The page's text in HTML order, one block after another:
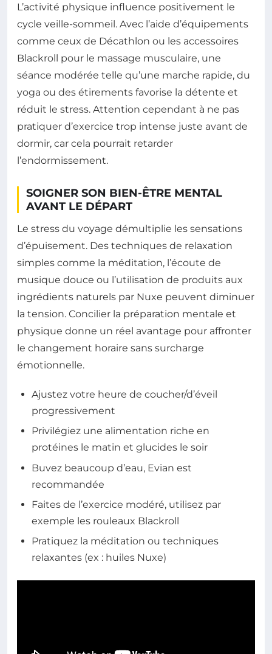
L’activité physique influence positivement le
cycle veille-sommeil. Avec l’aide d’équipements
comme ceux de Décathlon ou les accessoires
Blackroll pour le massage musculaire, une
séance modérée telle qu’une marche rapide, du
yoga ou des étirements favorise la détente et
réduit le stress. Attention cependant à ne pas
pratiquer d’exercice trop intense juste avant de
dormir, car cela pourrait retarder
l’endormissement.
SOIGNER SON BIEN-ÊTRE MENTAL
AVANT LE DÉPART
Le stress du voyage démultiplie les sensations
d’épuisement. Des techniques de relaxation
simples comme la méditation, l’écoute de
musique douce ou l’utilisation de produits aux
ingrédients naturels par Nuxe peuvent diminuer
la tension. Concilier la préparation mentale et
physique donne un réel avantage pour affronter
le changement horaire sans surcharge
émotionnelle.
Ajustez votre heure de coucher/d’éveil
progressivement
Privilégiez une alimentation riche en
protéines le matin et glucides le soir
Buvez beaucoup d’eau, Evian est
recommandée
Faites de l’exercice modéré, utilisez par
exemple les rouleaux Blackroll
Pratiquez la méditation ou techniques
relaxantes (ex : huiles Nuxe)